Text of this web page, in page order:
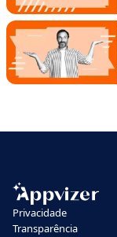
Privacidade
Transparência